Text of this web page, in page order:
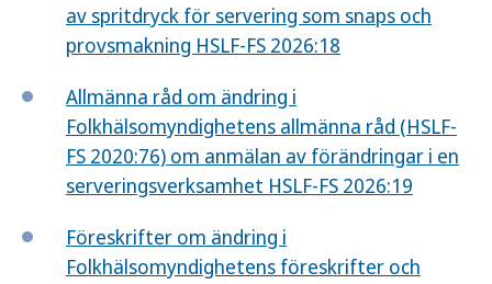
av spritdryck för servering som snaps och
provsmakning HSLF-FS 2026:18
Allmänna råd om ändring i
Folkhälsomyndighetens allmänna råd (HSLF-
FS 2020:76) om anmälan av förändringar i en
serveringsverksamhet HSLF-FS 2026:19
Föreskrifter om ändring i
Folkhälsomyndighetens föreskrifter och